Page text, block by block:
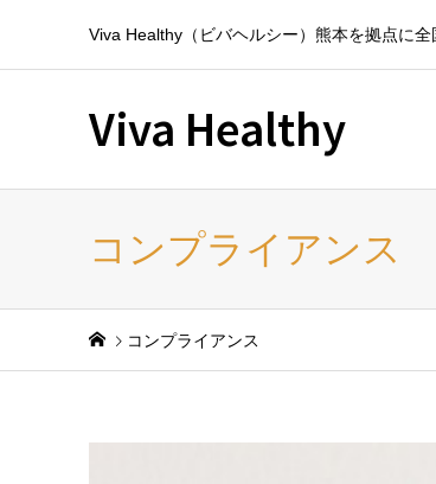
Viva Healthy（ビバヘルシー）熊本を拠点に
Viva Healthy
コンプライアンス
コンプライアンス